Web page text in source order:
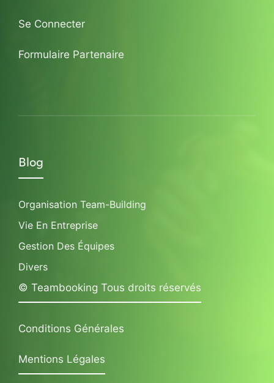
Se Connecter
Formulaire Partenaire
Blog
Organisation Team-Building
Vie En Entreprise
Gestion Des Équipes
Divers
© Teambooking Tous droits réservés
Conditions Générales
Mentions Légales